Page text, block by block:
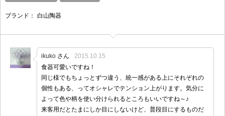
ブランド： 白山陶器
ikuko さん
2015.10.15
食器可愛いですね！
同じ様でもちょっとずつ違う、統一感がある上にそれぞれの
個性もある、ってオシャレでテンション上がります。気分に
よって色や柄を使い分けられるところもいいですね～♪
来客用だとたまにしか目にしないけど、普段目にするものだ